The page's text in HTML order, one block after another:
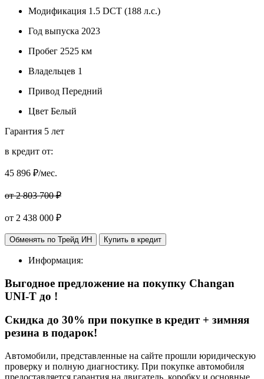
Модификация 1.5 DCT (188 л.с.)
Год выпуска 2023
Пробег 2525 км
Владельцев 1
Привод Передний
Цвет Белый
Гарантия 5 лет
в кредит от:
45 896 ₽/мес.
от 2 803 700 ₽
от 2 438 000 ₽
Обменять по Трейд ИН Купить в кредит
Информация:
Выгодное предложение на покупку Changan
UNI-T до !
Cкидка до 30% при покупке в кредит + зимняя
резина в подарок!
Автомобили, представленные на сайте прошли юридическую
проверку и полную диагностику. При покупке автомобиля
предоставляется гарантия на двигатель, коробку и основные